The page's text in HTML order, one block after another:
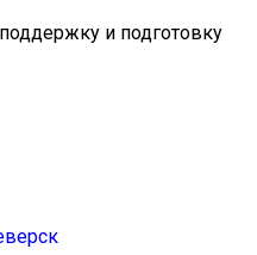
и подготовку